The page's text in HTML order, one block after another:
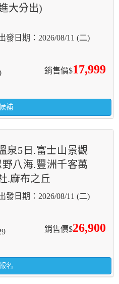
大分出)
2026/08/11 (二)
銷售價$17,999
補
泉5日.富士山景觀
八海.豐洲千客萬
.麻布之丘
2026/08/11 (二)
銷售價$26,900
名